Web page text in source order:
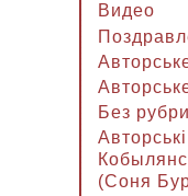
Видео
Без
(Соня